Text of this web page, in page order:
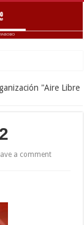
"Aire Libre
a comment